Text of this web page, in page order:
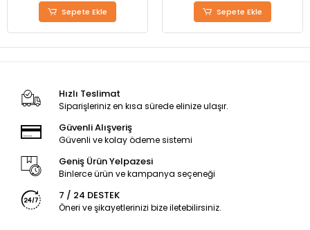
Sepete Ekle Sepete Ekle
Hızlı Teslimat
Siparişleriniz en kısa sürede elinize ulaşır.
Güvenli Alışveriş
Güvenli ve kolay ödeme sistemi
Geniş Ürün Yelpazesi
Binlerce ürün ve kampanya seçeneği
7 / 24 DESTEK
Öneri ve şikayetlerinizi bize iletebilirsiniz.